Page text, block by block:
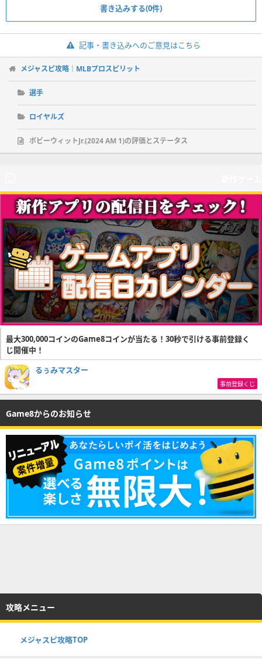
書き込みする(0件)
記事・書き込みへのご意見はこちら
メジャスピ攻略｜MLBプロスピリット
選手
ロイヤルズ
ボビーウィットJr.(2024 AM 1)の評価とステータス
最大300,000コインのGame8コインが当たる！30秒で引ける事前登録く
じ開催中！
るぅみマスター
事前登録くじ
Game8からのお知らせ
攻略メニュー
メジャスピ攻略TOP